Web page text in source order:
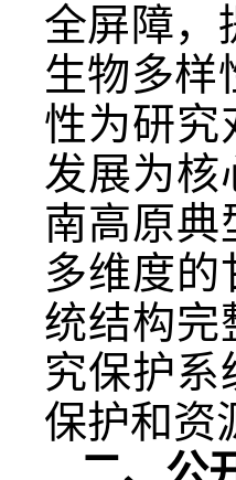
全屏障，
生物多样
性为研究
发展为核
南高原典
多维度
统结构完
究保护
保护和资